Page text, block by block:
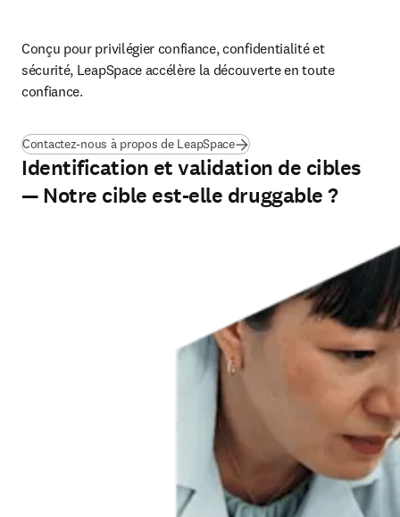
Conçu pour privilégier confiance, confidentialité et
sécurité, LeapSpace accélère la découverte en toute
confiance.
Contactez-nous à propos de LeapSpace
Identification et validation de cibles
— Notre cible est-elle druggable ?